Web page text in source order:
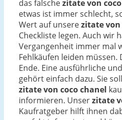
das falschezitate von
etwas ist immer schlecht,
Wert auf unserezitate von
Checkliste legen. Auch wir
Vergangenheit immer mal
Fehlkäufen leiden müssen.
Ende. Eine ausführliche
gehört einfach dazu. Sie
zitate von coco chanel
informieren. Unserzitate
Kaufratgeber hilft ihnen